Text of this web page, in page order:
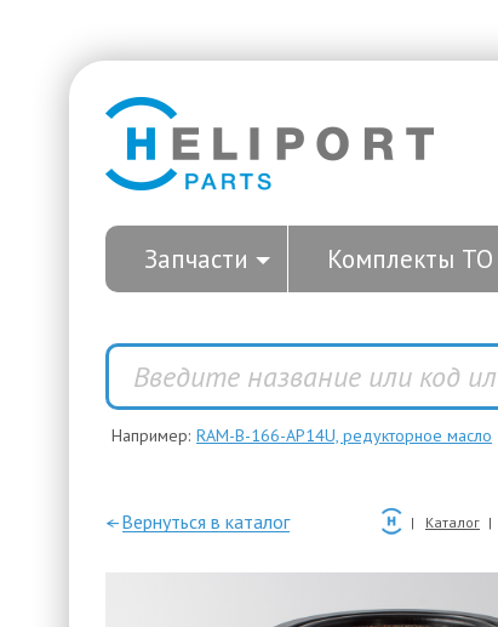
Запчасти Комплекты ТО
Например: RAM-B-166-AP14U, редукторное масло
—Вернуться в каталог Каталог